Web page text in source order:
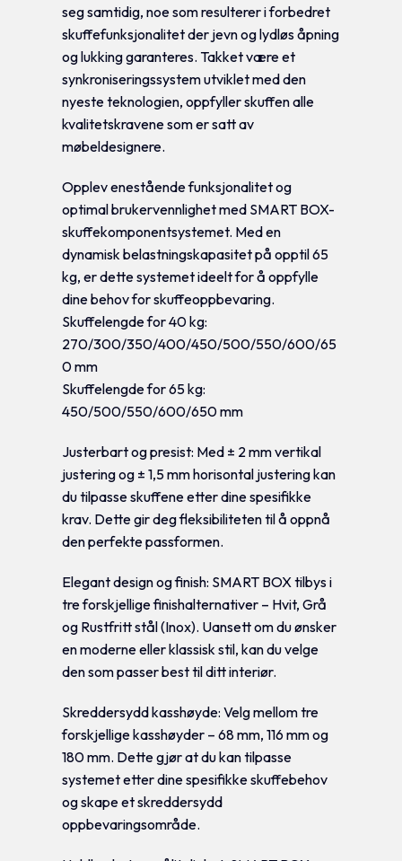
seg samtidig, noe som resulterer i forbedret
skuffefunksjonalitet der jevn og lydløs åpning
og lukking garanteres. Takket være et
synkroniseringssystem utviklet med den
nyeste teknologien, oppfyller skuffen alle
kvalitetskravene som er satt av
møbeldesignere.
Opplev enestående funksjonalitet og
optimal brukervennlighet med SMART BOX-
skuffekomponentsystemet. Med en
dynamisk belastningskapasitet på opptil 65
kg, er dette systemet ideelt for å oppfylle
dine behov for skuffeoppbevaring.
Skuffelengde for 40 kg:
270/300/350/400/450/500/550/600/65
0 mm
Skuffelengde for 65 kg:
450/500/550/600/650 mm
Justerbart og presist: Med ± 2 mm vertikal
justering og ± 1,5 mm horisontal justering kan
du tilpasse skuffene etter dine spesifikke
krav. Dette gir deg fleksibiliteten til å oppnå
den perfekte passformen.
Elegant design og finish: SMART BOX tilbys i
tre forskjellige finishalternativer – Hvit, Grå
og Rustfritt stål (Inox). Uansett om du ønsker
en moderne eller klassisk stil, kan du velge
den som passer best til ditt interiør.
Skreddersydd kasshøyde: Velg mellom tre
forskjellige kasshøyder – 68 mm, 116 mm og
180 mm. Dette gjør at du kan tilpasse
systemet etter dine spesifikke skuffebehov
og skape et skreddersydd
oppbevaringsområde.